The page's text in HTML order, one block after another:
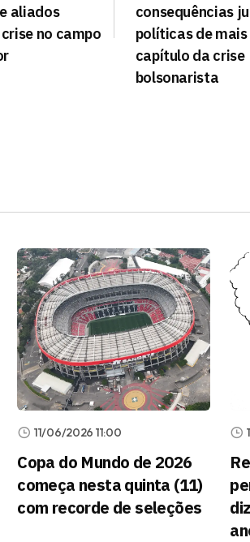
aliados
no campo
consequências
políticas de mais
capítulo da crise
bolsonarista
11/06/2026 11:00
Copa do Mundo de 2026
começa nesta quinta (11)
com recorde de seleções